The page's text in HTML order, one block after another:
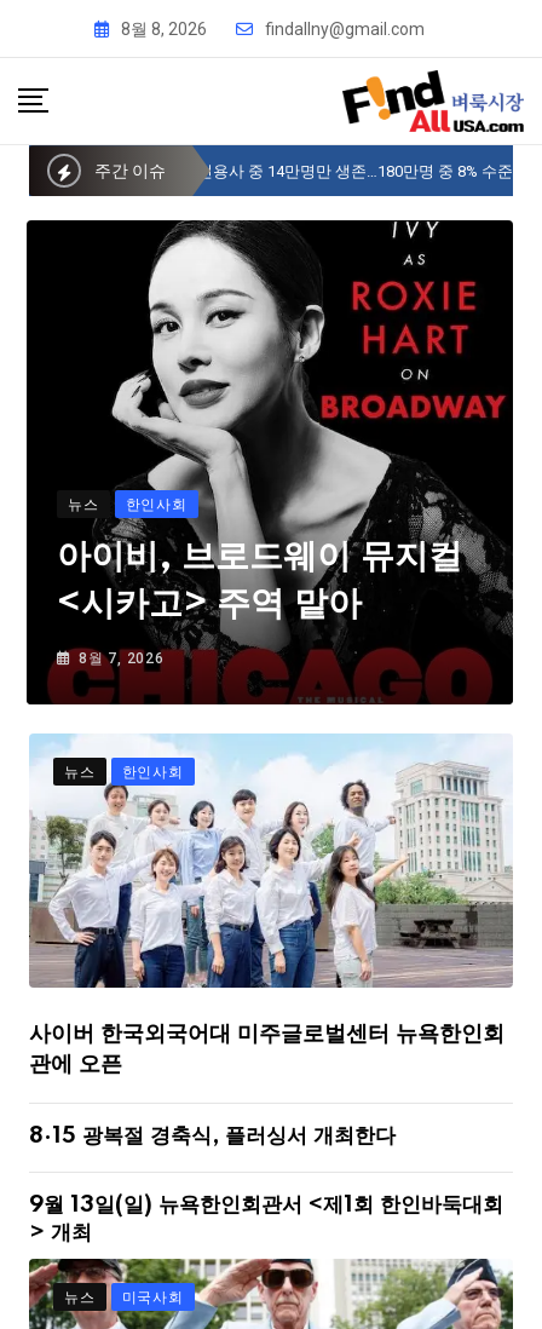
8월 8, 2026 findallny@gmail.com
주간 이슈 사이버 한국외국어대 미주글로벌센터 뉴욕
뉴스 한인사회
아이비, 브로드웨이 뮤지컬
<시카고> 주역 맡아
8월 7, 2026
뉴스 한인사회
사이버 한국외국어대 미주글로벌센터 뉴욕한인회
관에 오픈
8·15 광복절 경축식, 플러싱서 개최한다
9월 13일(일) 뉴욕한인회관서 <제1회 한인바둑대회
> 개최
뉴스 미국사회